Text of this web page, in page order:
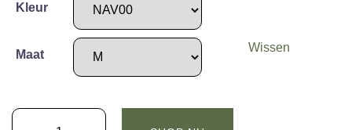
Kleur
Maat
Wissen
FAGUO